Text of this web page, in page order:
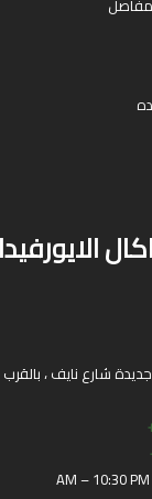
جديدة شارع نايف ،